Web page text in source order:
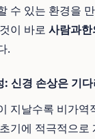
수 있는 환경을
이 바로 사람과한
.
: 신경 손상은 기
지날수록 비가역
기에 적극적으로